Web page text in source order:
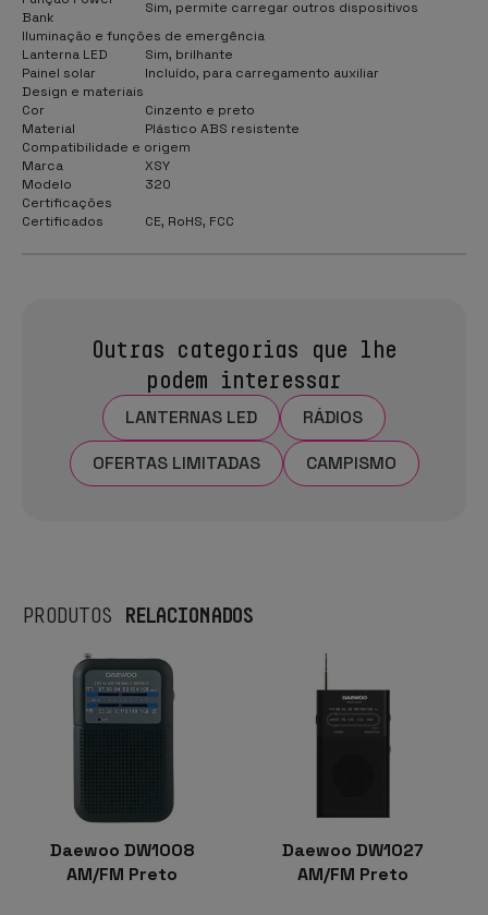
Bank
Sim, permite carregar outros dispositivos
Iluminação e funções de emergência
Lanterna LED
Sim, brilhante
Painel solar
Incluído, para carregamento auxiliar
Design e materiais
Cor
Cinzento e preto
Material
Plástico ABS resistente
Compatibilidade e origem
Marca
XSY
Modelo
320
Certificações
Certificados
CE, RoHS, FCC
Outras categorias que lhe
podem interessar
LANTERNAS LED
RÁDIOS
OFERTAS LIMITADAS
CAMPISMO
PRODUTOS RELACIONADOS
Daewoo DW1008
AM/FM Preto
Daewoo DW1027
AM/FM Preto